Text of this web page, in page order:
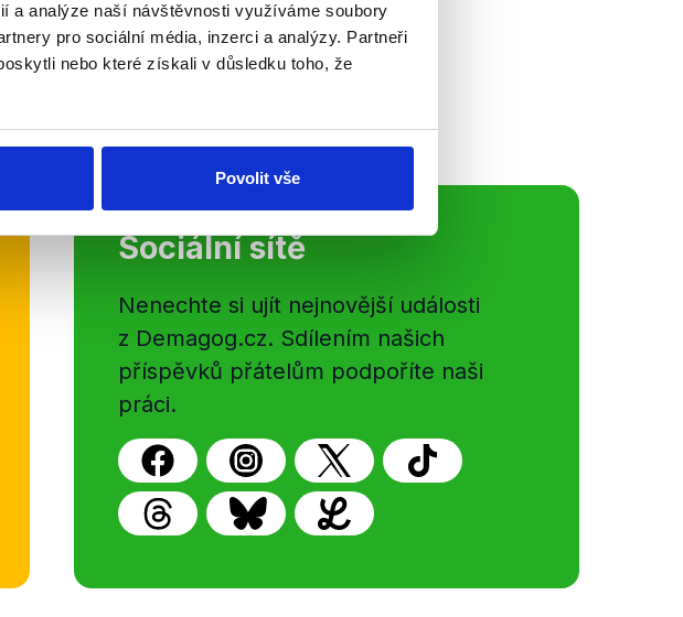
a analýze naší návštěvnosti využíváme soubory
pro sociální média, inzerci a analýzy. Partneři
nebo které získali v důsledku toho, že
Povolit vše
Většina diskuze...
Sociální sítě
Nenechte si ujít nejnovější události
z Demagog.cz. Sdílením našich
příspěvků přátelům podpoříte naši
práci.